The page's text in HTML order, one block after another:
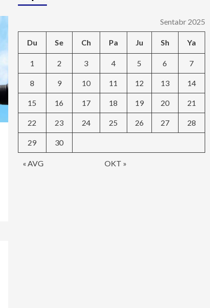
Sentabr 2025
Du Se Ch Pa Ju Sh Ya
« AVG OKT »
1 2 3 4 5 6 7
8 9 10 11 12 13 14
15 16 17 18 19 20 21
22 23 24 25 26 27 28
29 30